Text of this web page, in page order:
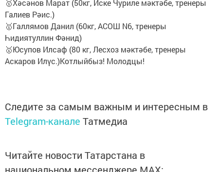
🥇Хәсәнов Марат (50кг, Иске Чуриле мәктәбе, тренеры
Галиев Рәис.)
🥇Галлямов Данил (60кг, АСОШ N6, тренеры
Һидиятуллин Фәнид)
🥇Юсупов Илсаф (80 кг, Лесхоз мәктәбе, тренеры
Аскаров Илүс.)Котлыйбыз! Молодцы!
Следите за самым важным и интересным в
Telegram-канале Татмедиа
Читайте новости Татарстана в